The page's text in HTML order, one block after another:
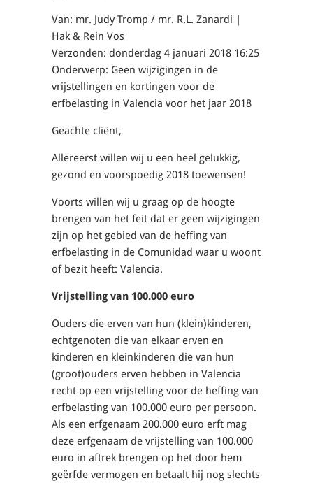
Van: mr. Judy Tromp / mr. R.L. Zanardi |
Hak & Rein Vos
Verzonden: donderdag 4 januari 2018 16:25
Onderwerp: Geen wijzigingen in de
vrijstellingen en kortingen voor de
erfbelasting in Valencia voor het jaar 2018
Geachte cliënt,
Allereerst willen wij u een heel gelukkig,
gezond en voorspoedig 2018 toewensen!
Voorts willen wij u graag op de hoogte
brengen van het feit dat er geen wijzigingen
zijn op het gebied van de heffing van
erfbelasting in de Comunidad waar u woont
of bezit heeft: Valencia.
Vrijstelling van 100.000 euro
Ouders die erven van hun (klein)kinderen,
echtgenoten die van elkaar erven en
kinderen en kleinkinderen die van hun
(groot)ouders erven hebben in Valencia
recht op een vrijstelling voor de heffing van
erfbelasting van 100.000 euro per persoon.
Als een erfgenaam 200.000 euro erft mag
deze erfgenaam de vrijstelling van 100.000
euro in aftrek brengen op het door hem
geërfde vermogen en betaalt hij nog slechts